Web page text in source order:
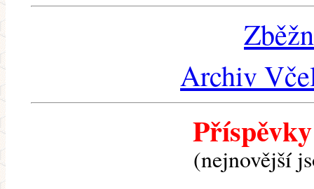
Archiv
(nejnovější